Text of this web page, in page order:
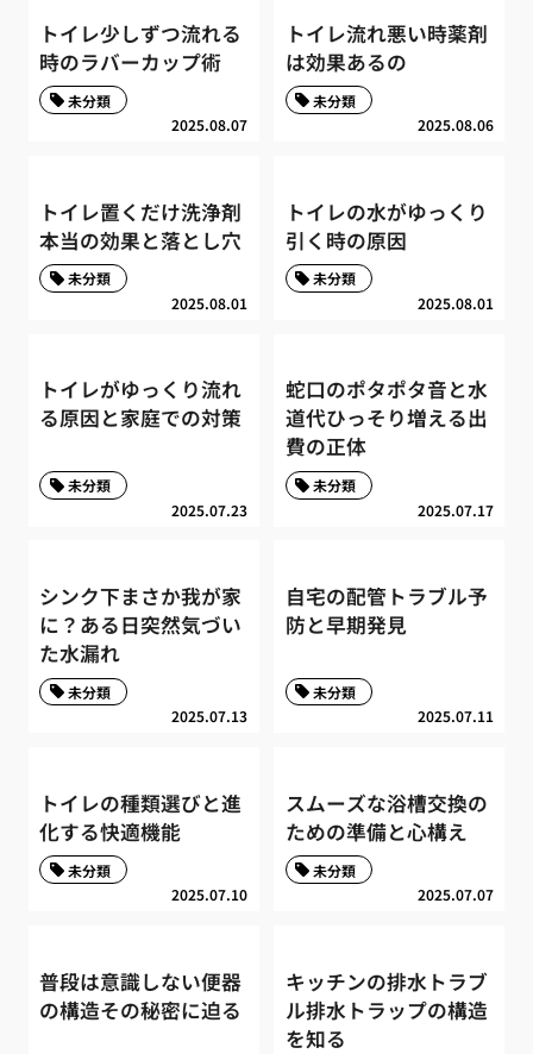
トイレ少しずつ流れる
時のラバーカップ術
2025.08.07
未分類
トイレ流れ悪い時薬剤
は効果あるの
2025.08.06
未分類
トイレ置くだけ洗浄剤
本当の効果と落とし穴
2025.08.01
未分類
トイレの水がゆっくり
引く時の原因
2025.08.01
未分類
トイレがゆっくり流れ
る原因と家庭での対策
2025.07.23
未分類
蛇口のポタポタ音と水
道代ひっそり増える出
費の正体
2025.07.17
未分類
シンク下まさか我が家
に？ある日突然気づい
た水漏れ
2025.07.13
未分類
自宅の配管トラブル予
防と早期発見
2025.07.11
未分類
トイレの種類選びと進
化する快適機能
2025.07.10
未分類
スムーズな浴槽交換の
ための準備と心構え
2025.07.07
未分類
普段は意識しない便器
の構造その秘密に迫る
キッチンの排水トラブ
ル排水トラップの構造
を知る